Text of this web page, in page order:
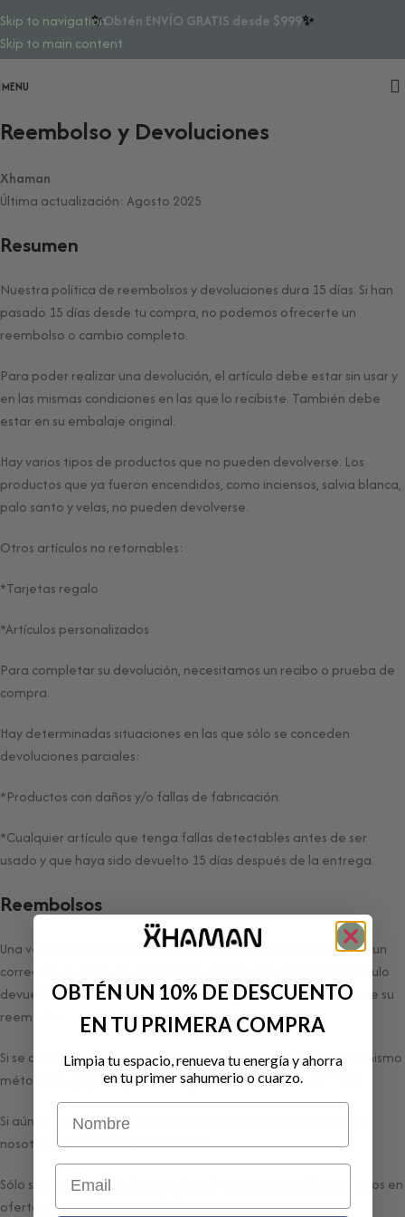
Skip to navigation
Skip to main content
✨Obtén ENVÍO GRATIS desde $999✨
MENU
Reembolso y Devoluciones
Xhaman
Última actualización: Agosto 2025
Resumen
Nuestra política de reembolsos y devoluciones dura 15 días. Si han
pasado 15 días desde tu compra, no podemos ofrecerte un
reembolso o cambio completo.
Para poder realizar una devolución, el artículo debe estar sin usar y
en las mismas condiciones en las que lo recibiste. También debe
estar en su embalaje original.
Hay varios tipos de productos que no pueden devolverse. Los
productos que ya fueron encendidos, como inciensos, salvia blanca,
palo santo y velas, no pueden devolverse.
Otros artículos no retornables:
*Tarjetas regalo
*Artículos personalizados
Para completar su devolución, necesitamos un recibo o prueba de
compra.
Hay determinadas situaciones en las que sólo se conceden
devoluciones parciales:
*Productos con daños y/o fallas de fabricación.
*Cualquier artículo que tenga fallas detectables antes de ser
usado y que haya sido devuelto 15 días después de la entrega.
Reembolsos
Una vez recibida e inspeccionada su devolución, le enviaremos un
correo electrónico para notificarle que hemos recibido su artículo
devuelto. También le notificaremos la aprobación o rechazo de su
reembolso.
Si se aprueba, el reembolso se procesará y se aplicará con el mismo
método de pago original, en un plazo determinado de 7 días.
Si aún no has recibido el reembolso póngase en contacto con
nosotros encontacto@xhaman.mx.
Sólo se reembolsarán los artículos de precio normal. Los artículos en
oferta no se pueden reembolsar.
OBTÉN UN 10% DE DESCUENTO
EN TU PRIMERA COMPRA
Limpia tu espacio, renueva tu energía y ahorra
en tu primer sahumerio o cuarzo.
Nombre
Email